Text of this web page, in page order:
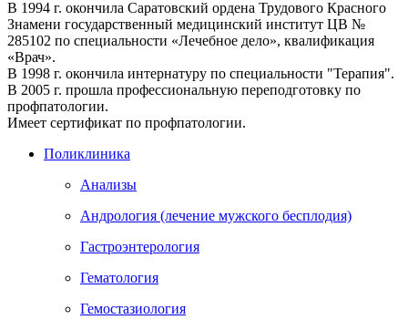
В 1994 г. окончила Саратовский ордена Трудового Красного
Знамени государственный медицинский институт ЦВ №
285102 по специальности «Лечебное дело», квалификация
«Врач».
В 1998 г. окончила интернатуру по специальности "Терапия".
В 2005 г. прошла профессиональную переподготовку по
профпатологии.
Имеет сертификат по профпатологии.
Поликлиника
Анализы
Андрология (лечение мужского бесплодия)
Гастроэнтерология
Гематология
Гемостазиология